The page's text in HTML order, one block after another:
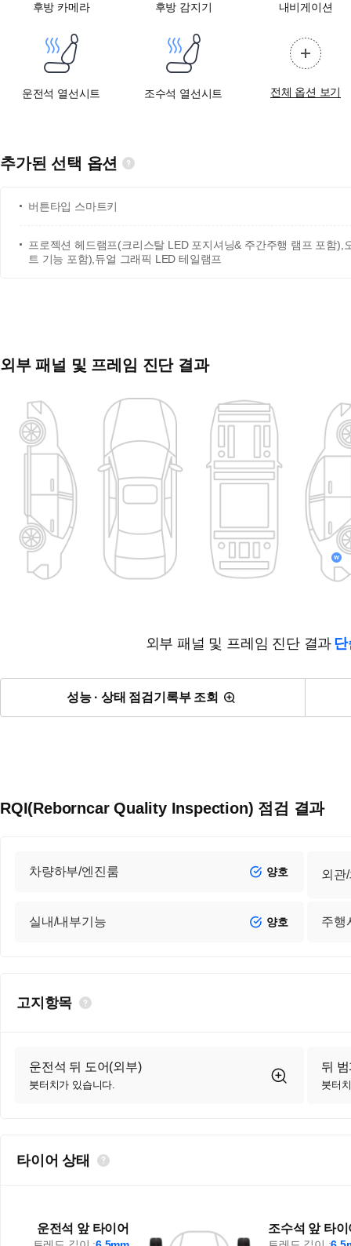
후방 카메라 후방 감지기 내비게이션
운전석 열선시트 조수석 열선시트 전체 옵션 보기
추가된 선택 옵션
버튼타입 스마트키
프로젝션 헤드램프(크리스탈 LED 포지셔닝& 주간주행 램프 포함),
트 기능 포함),듀얼 그래픽 LED 테일램프
외부 패널 및 프레임 진단 결과
외부 패널 및 프레임 진단 결과
성능 · 상태 점검기록부 조회
RQI(Reborncar Quality Inspection) 점검 결과
차량하부/엔진룸 양호 외관
실내/내부기능 양호 주행
고지항목
운전석 뒤 도어(외부)
붓터치가 있습니다.
뒤
붓터
타이어 상태
운전석 앞 타이어 조수석 앞 타이